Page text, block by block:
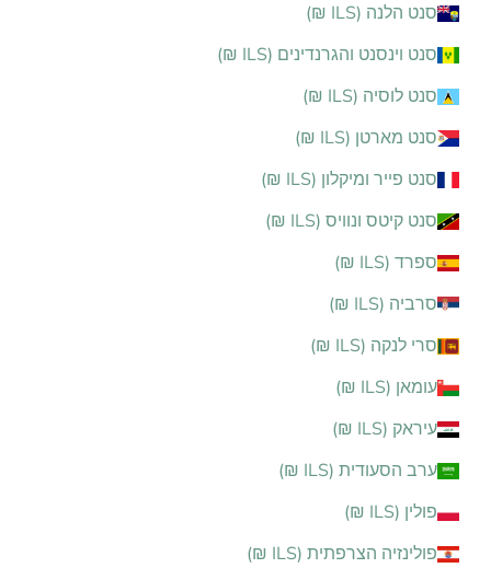
סנט הלנה (ILS ₪)
סנט וינסנט והגרנדינים (ILS ₪)
סנט לוסיה (ILS ₪)
סנט מארטן (ILS ₪)
סנט פייר ומיקלון (ILS ₪)
סנט קיטס ונוויס (ILS ₪)
ספרד (ILS ₪)
סרביה (ILS ₪)
סרי לנקה (ILS ₪)
עומאן (ILS ₪)
עיראק (ILS ₪)
ערב הסעודית (ILS ₪)
פולין (ILS ₪)
פולינזיה הצרפתית (ILS ₪)